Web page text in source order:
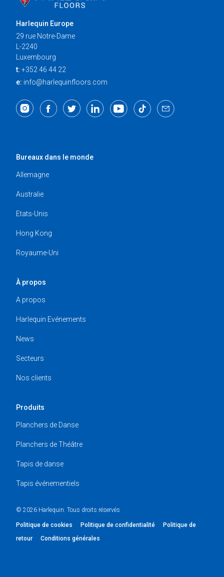
Harlequin Europe
29 rue Notre-Dame
L-2240
Luxembourg
t: +352 46 44 22
e: info@harlequinfloors.com
Bureaux dans le monde
Allemagne
Australie
Etats-Unis
Hong Kong
Royaume-Uni
À propos
A propos
Harlequin Evénements
News
Secteurs
Nos clients
Produits
Planchers de Danse
Planchers de Théâtre
Tapis de danse
Tapis événementiels
© 2026 Harlequin. Tous droits réservés
Politique de cookies Politique de confidentialité
Politique de
retour
Conditions générales